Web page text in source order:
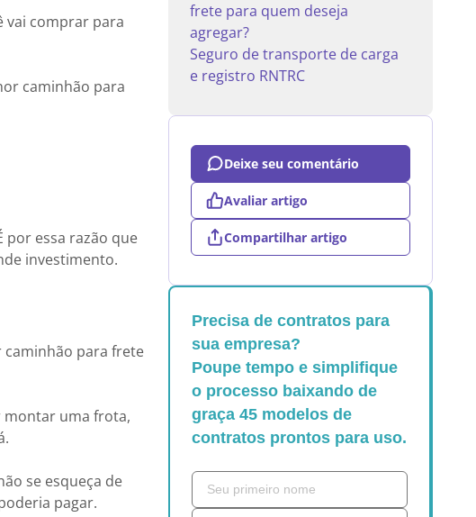
vai comprar para
caminhão para
por essa razão que
investimento.
caminhão para frete
montar uma frota,
se esqueça de
pagar.
frete para quem deseja
agregar?
Seguro de transporte de carga
e registro RNTRC
Deixe seu comentário
Avaliar artigo
Compartilhar artigo
Precisa de contratos para
sua empresa?
Poupe tempo e simplifique
o processo baixando de
graça 45 modelos de
contratos prontos para uso.